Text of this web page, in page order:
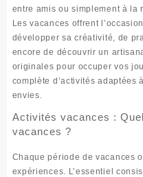
entre amis ou simplement à la
Les vacances offrent
développer sa créativité, de
encore de découvrir un
originales pour occuper vos
complète d’activités adaptées
envies.
Activités vacances :
vacances ?
Chaque période de vacances
expériences. L’essentiel